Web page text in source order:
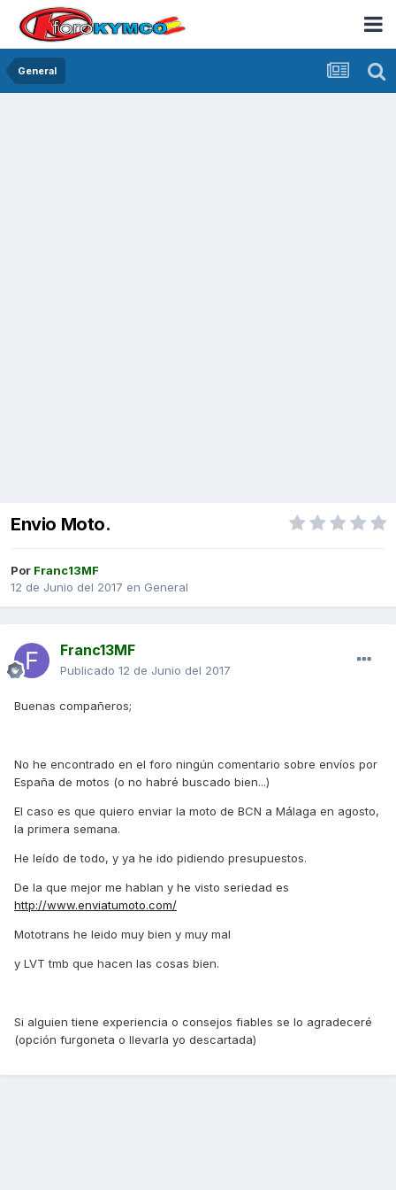
General
Envio Moto.
Por Franc13MF
12 de Junio del 2017 en General
Franc13MF
Publicado 12 de Junio del 2017
Buenas compañeros;
No he encontrado en el foro ningún comentario sobre envíos por
España de motos (o no habré buscado bien...)
El caso es que quiero enviar la moto de BCN a Málaga en agosto,
la primera semana.
He leído de todo, y ya he ido pidiendo presupuestos.
De la que mejor me hablan y he visto seriedad es
http://www.enviatumoto.com/
Mototrans he leido muy bien y muy mal
y LVT tmb que hacen las cosas bien.
Si alguien tiene experiencia o consejos fiables se lo agradeceré
(opción furgoneta o llevarla yo descartada)